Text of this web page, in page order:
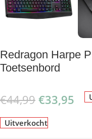
Redragon Harpe
Toetsenbord
€44,99 €33,95
Uitverkocht